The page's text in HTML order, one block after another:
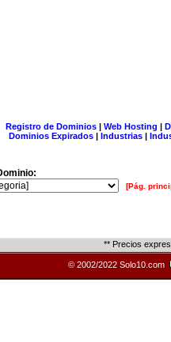
Registro de Dominios| Web Hosting |
Dominios Expirados | Industrias |
[Pág.
** Precios
© 2002/2022 Solo10.com